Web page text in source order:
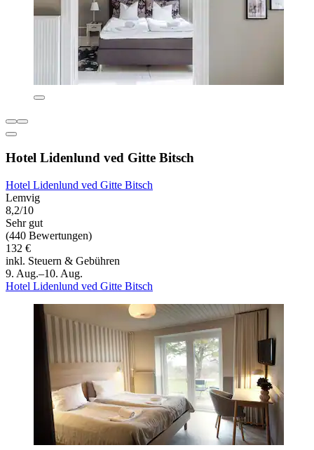
Hotel Lidenlund ved Gitte Bitsch
Hotel Lidenlund ved Gitte Bitsch
Lemvig
8,2/10
Sehr gut
(440 Bewertungen)
132 €
inkl. Steuern & Gebühren
9. Aug.–10. Aug.
Hotel Lidenlund ved Gitte Bitsch